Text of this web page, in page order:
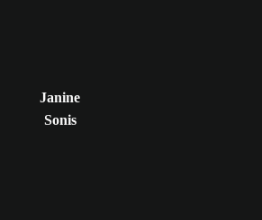
Janine
Sonis